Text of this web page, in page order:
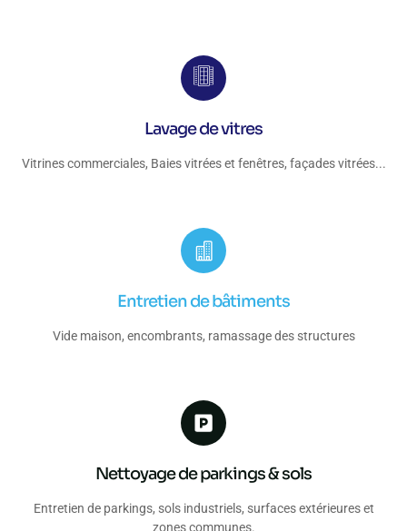
Lavage de vitres
Vitrines commerciales, Baies vitrées et fenêtres, façades vitrées...
Entretien de bâtiments
Vide maison, encombrants, ramassage des structures
Nettoyage de parkings & sols
Entretien de parkings, sols industriels, surfaces extérieures et
zones communes.